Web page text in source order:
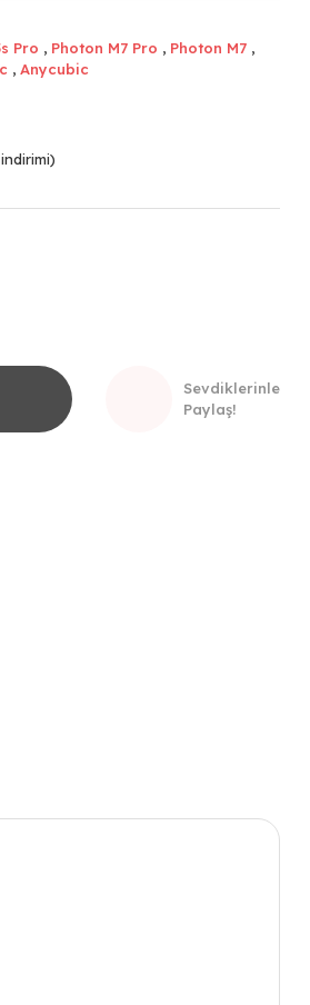
Pro , Photon M7 Pro , Photon M7 ,
, Anycubic
Sevdiklerinle
Paylaş!